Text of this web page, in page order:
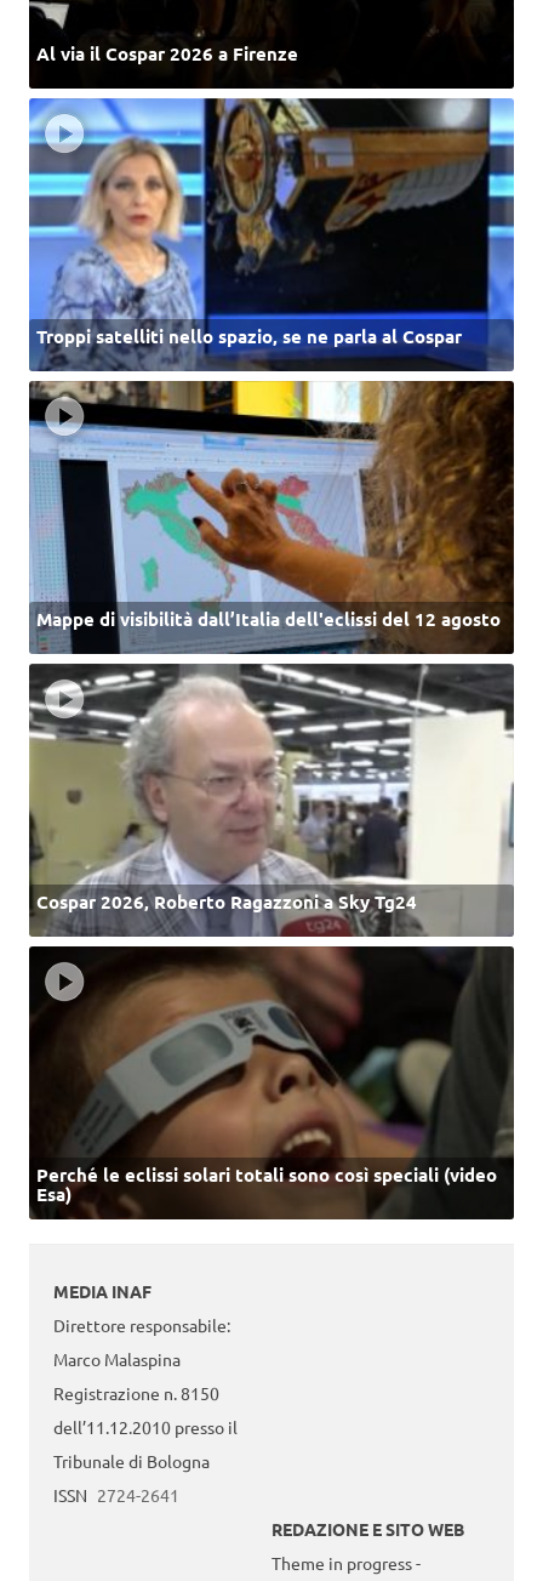
Al via il Cospar 2026 a Firenze
Troppi satelliti nello spazio, se ne parla al Cospar
Mappe di visibilità dall’Italia dell'eclissi del 12 agosto
Cospar 2026, Roberto Ragazzoni a Sky Tg24
Perché le eclissi solari totali sono così speciali (video
Esa)
MEDIA INAF
Direttore responsabile:
Marco Malaspina
Registrazione n. 8150
dell’11.12.2010 presso il
Tribunale di Bologna
ISSN 2724-2641
REDAZIONE E SITO WEB
Theme in progress -